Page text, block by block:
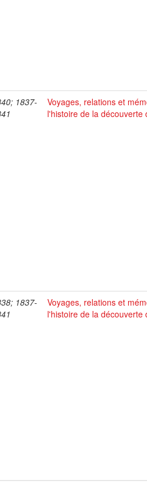
1837-
Voyages, relations et
l'histoire de la découverte
1837-
Voyages, relations et
l'histoire de la découverte